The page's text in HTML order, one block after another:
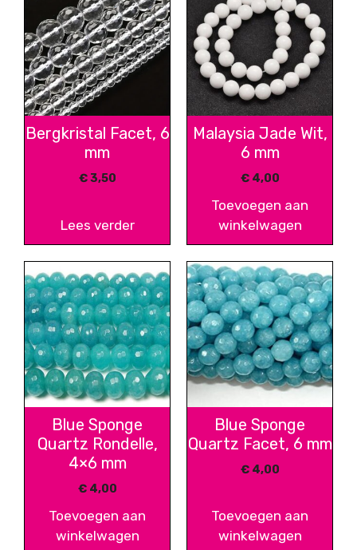
Bergkristal Facet, 6
mm
€3,50
Lees verder
Malaysia Jade Wit,
6 mm
€4,00
Toevoegen aan
winkelwagen
Blue Sponge
Quartz Rondelle,
4×6 mm
€4,00
Toevoegen aan
winkelwagen
Blue Sponge
Quartz Facet, 6 mm
€4,00
Toevoegen aan
winkelwagen